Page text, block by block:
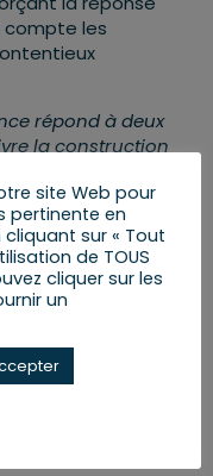
les
répond à deux
la construction
communautaire
la lutte contre
», a déclaréDidier
site Web pour
pertinente en
sur « Tout
de TOUS
cliquer sur les
un